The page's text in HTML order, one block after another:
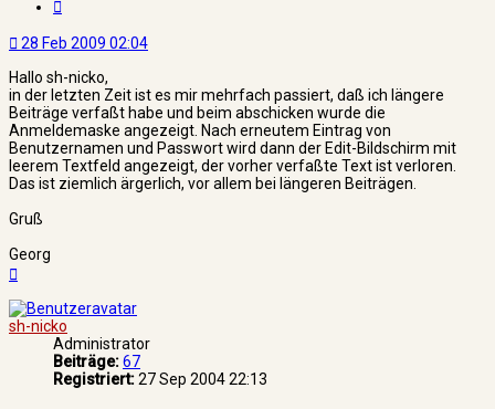
28 Feb 2009 02:04
Hallo sh-nicko,
in der letzten Zeit ist es mir mehrfach passiert, daß ich längere
Beiträge verfaßt habe und beim abschicken wurde die
Anmeldemaske angezeigt. Nach erneutem Eintrag von
Benutzernamen und Passwort wird dann der Edit-Bildschirm mit
leerem Textfeld angezeigt, der vorher verfaßte Text ist verloren.
Das ist ziemlich ärgerlich, vor allem bei längeren Beiträgen.
Gruß
Georg
sh-nicko
Administrator
Beiträge:67
Registriert:27 Sep 2004 22:13